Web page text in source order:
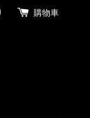
購物車